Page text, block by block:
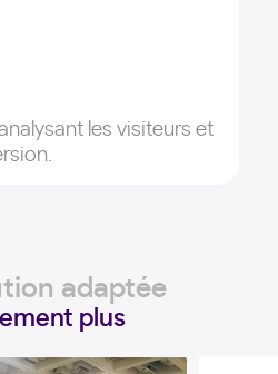
les visiteurs et
adaptée
plus